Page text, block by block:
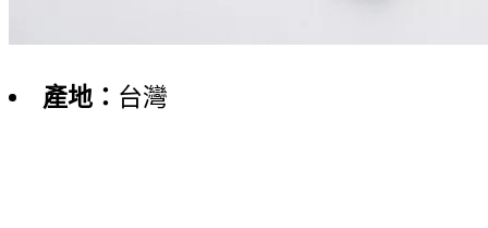
產地： 台灣